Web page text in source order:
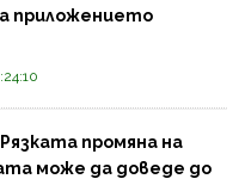
приложението
промяна на
може да доведе до